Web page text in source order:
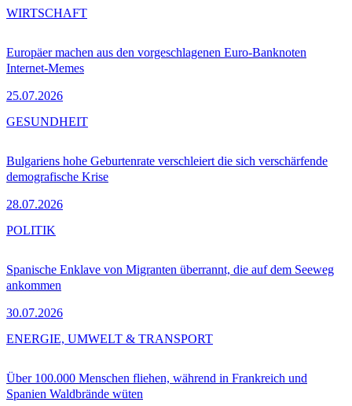
Europäer machen aus den vorgeschlagenen Euro-Banknoten
Internet-Memes
25.07.2026
WIRTSCHAFT
Bulgariens hohe Geburtenrate verschleiert die sich verschärfende
demografische Krise
28.07.2026
GESUNDHEIT
Spanische Enklave von Migranten überrannt, die auf dem Seeweg
ankommen
30.07.2026
POLITIK
Über 100.000 Menschen fliehen, während in Frankreich und
Spanien Waldbrände wüten
ENERGIE, UMWELT & TRANSPORT